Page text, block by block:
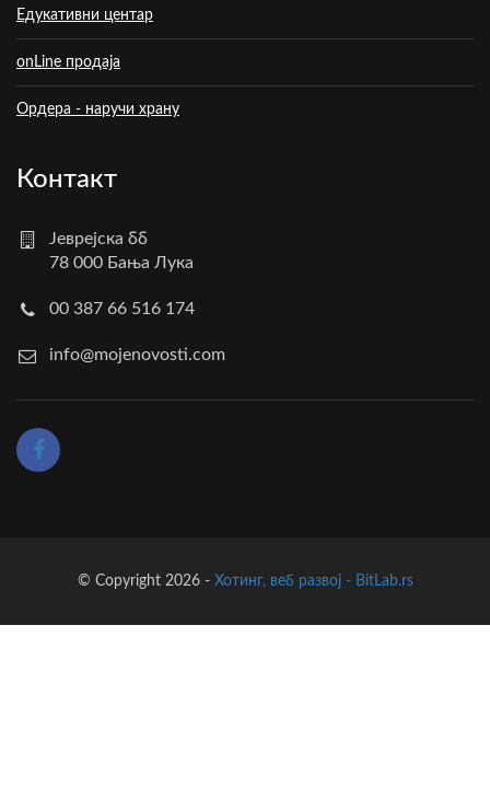
Едукативни центар
onLine продаја
Ордера - наручи храну
Контакт
Јеврејска бб
78 000 Бања Лука
00 387 66 516 174
info@mojenovosti.com
© Copyright 2026 - Хотинг, веб развој - BitLab.rs